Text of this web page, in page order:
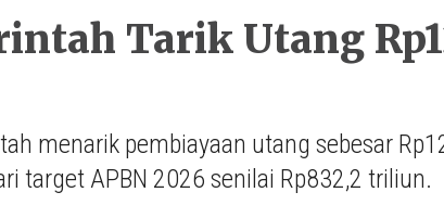
Tarik Utang
menarik pembiayaan utang sebesar
target APBN 2026 senilai Rp832,2 triliun.